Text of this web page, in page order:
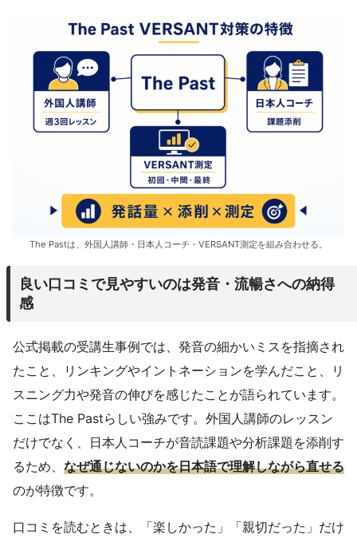
The Pastは、外国人講師・日本人コーチ・VERSANT測定を組み合わせる。
良い口コミで見やすいのは発音・流暢さへの納得
感
公式掲載の受講生事例では、発音の細かいミスを指摘され
たこと、リンキングやイントネーションを学んだこと、リ
スニング力や発音の伸びを感じたことが語られています。
ここはThe Pastらしい強みです。外国人講師のレッスン
だけでなく、日本人コーチが音読課題や分析課題を添削す
るため、 なぜ通じないのかを日本語で理解しながら直せる
のが特徴です。
口コミを読むときは、「楽しかった」「親切だった」だけ